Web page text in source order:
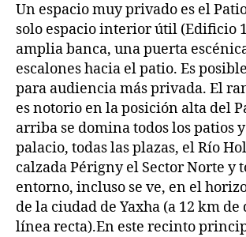
Un espacio muy privado es el
solo espacio interior útil (Edificio
amplia banca, una puerta
escalones hacia el patio. Es
para audiencia más privada. El
es notorio en la posición alta del
arriba se domina todos los patios
palacio, todas las plazas, el Río
calzada Périgny el Sector Norte y
entorno, incluso se ve, en el
de la ciudad de Yaxha (a 12 km
línea recta).En este recinto